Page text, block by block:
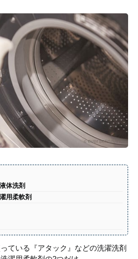
体洗剤
用柔軟剤
ている『アタック』などの洗濯洗剤